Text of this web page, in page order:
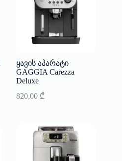
ყავის აპარატი
GAGGIA Carezza
Deluxe
820,00 ₾